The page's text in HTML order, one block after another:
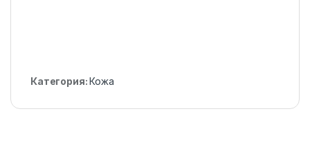
Категория:Кожа